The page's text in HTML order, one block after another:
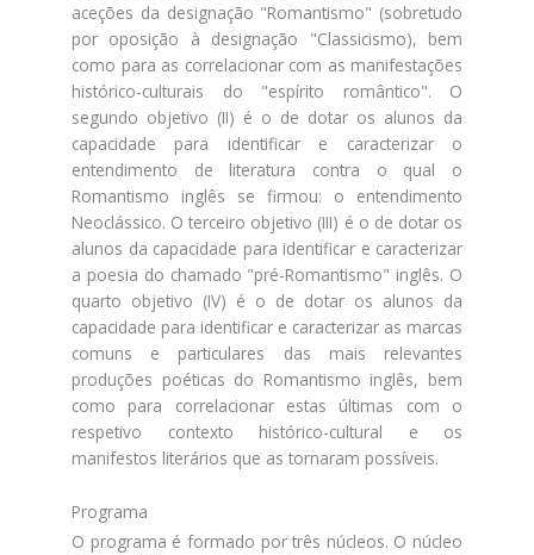
aceções da designação "Romantismo" (sobretudo
por oposição à designação "Classicismo), bem
como para as correlacionar com as manifestações
histórico-culturais do "espírito romântico". O
segundo objetivo (II) é o de dotar os alunos da
capacidade para identificar e caracterizar o
entendimento de literatura contra o qual o
Romantismo inglês se firmou: o entendimento
Neoclássico. O terceiro objetivo (III) é o de dotar os
alunos da capacidade para identificar e caracterizar
a poesia do chamado "pré-Romantismo" inglês. O
quarto objetivo (IV) é o de dotar os alunos da
capacidade para identificar e caracterizar as marcas
comuns e particulares das mais relevantes
produções poéticas do Romantismo inglês, bem
como para correlacionar estas últimas com o
respetivo contexto histórico-cultural e os
manifestos literários que as tornaram possíveis.
Programa
O programa é formado por três núcleos. O núcleo